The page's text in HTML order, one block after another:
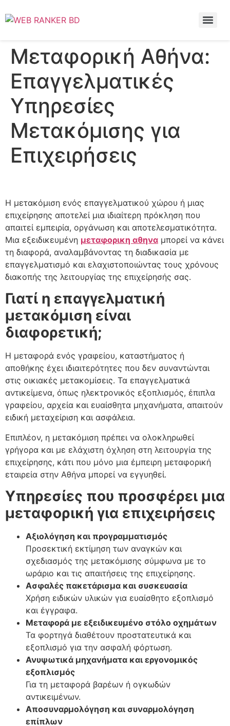
Μεταφορική Αθήνα:
Επαγγελματικές
Υπηρεσίες
Μετακόμισης για
Επιχειρήσεις
Η μετακόμιση ενός επαγγελματικού χώρου ή μιας
επιχείρησης αποτελεί μια ιδιαίτερη πρόκληση που
απαιτεί εμπειρία, οργάνωση και αποτελεσματικότητα.
Μια εξειδικευμένη μεταφορικη αθηνα μπορεί να κάνει
τη διαφορά, αναλαμβάνοντας τη διαδικασία με
επαγγελματισμό και ελαχιστοποιώντας τους χρόνους
διακοπής της λειτουργίας της επιχείρησής σας.
Γιατί η επαγγελματική
μετακόμιση είναι
διαφορετική;
Η μεταφορά ενός γραφείου, καταστήματος ή
αποθήκης έχει ιδιαιτερότητες που δεν συναντώνται
στις οικιακές μετακομίσεις. Τα επαγγελματικά
αντικείμενα, όπως ηλεκτρονικός εξοπλισμός, έπιπλα
γραφείου, αρχεία και ευαίσθητα μηχανήματα, απαιτούν
ειδική μεταχείριση και ασφάλεια.
Επιπλέον, η μετακόμιση πρέπει να ολοκληρωθεί
γρήγορα και με ελάχιστη όχληση στη λειτουργία της
επιχείρησης, κάτι που μόνο μια έμπειρη μεταφορική
εταιρεία στην Αθήνα μπορεί να εγγυηθεί.
Υπηρεσίες που προσφέρει μια
μεταφορική για επιχειρήσεις
Αξιολόγηση και προγραμματισμός
Προσεκτική εκτίμηση των αναγκών και
σχεδιασμός της μετακόμισης σύμφωνα με το
ωράριο και τις απαιτήσεις της επιχείρησης.
Ασφαλές πακετάρισμα και συσκευασία
Χρήση ειδικών υλικών για ευαίσθητο εξοπλισμό
και έγγραφα.
Μεταφορά με εξειδικευμένο στόλο οχημάτων
Τα φορτηγά διαθέτουν προστατευτικά και
εξοπλισμό για την ασφαλή φόρτωση.
Ανυψωτικά μηχανήματα και εργονομικός
εξοπλισμός
Για τη μεταφορά βαρέων ή ογκωδών
αντικειμένων.
Αποσυναρμολόγηση και συναρμολόγηση
επίπλων